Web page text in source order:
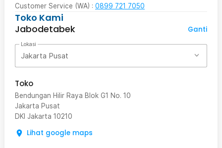
Customer Service (WA) : 0899 721 7050
Toko Kami
Jabodetabek
Ganti
Lokasi
Jakarta Pusat
Toko
Bendungan Hilir Raya Blok G1 No. 10
Jakarta Pusat
DKI Jakarta 10210
Lihat google maps